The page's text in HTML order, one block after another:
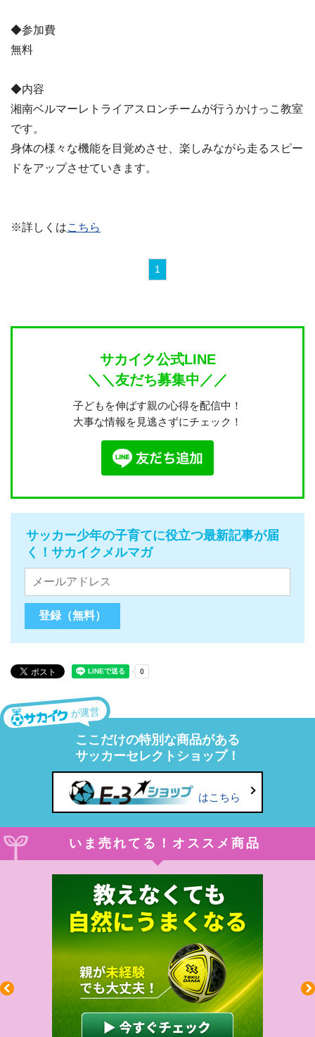
◆参加費
無料
◆内容
湘南ベルマーレトライアスロンチームが行うかけっこ教室
です。
身体の様々な機能を目覚めさせ、楽しみながら走るスピー
ドをアップさせていきます。
※詳しくはこちら
1
サカイク公式LINE
＼＼友だち募集中／／
子どもを伸ばす親の心得を配信中！
大事な情報を見逃さずにチェック！
サッカー少年の子育てに役立つ最新記事が届
く！サカイクメルマガ
が運営
ここだけの特別な商品がある
サッカーセレクトショップ！
はこちら
いま売れてる！オススメ商品